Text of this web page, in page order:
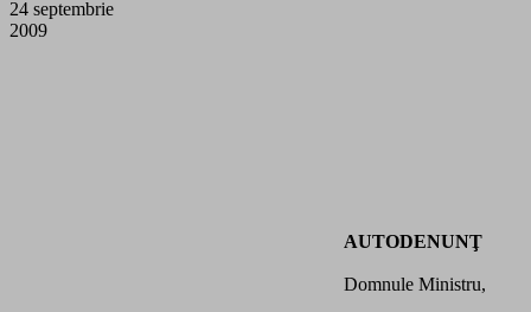
24 septembrie
2009
AUTODENUNŢ
Domnule Ministru,